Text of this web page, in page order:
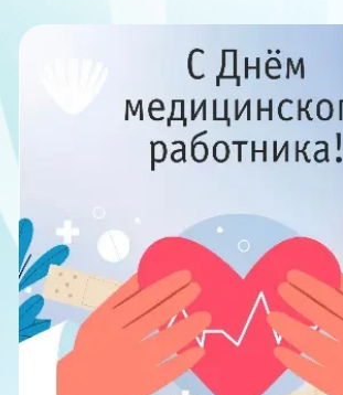
Адреса клиник
О клинике
Блог врачей
Новости
Пациентам
PreventAGE
+7 (351) 220-00-03
Единая справочная служба,
запись на прием
+7 (351) 220-03-03
+7 (7142) 927-003
Справочный телефон для
жителей Казахстана